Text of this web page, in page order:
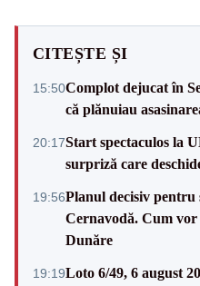
CITEȘTE ȘI
15:50Complot dejucat în
că plănuiau
20:17Start spectaculos la
surpriză care
19:56Planul decisiv pentru
Cernavodă. Cum
Dunăre
19:19Loto 6/49, 6 august